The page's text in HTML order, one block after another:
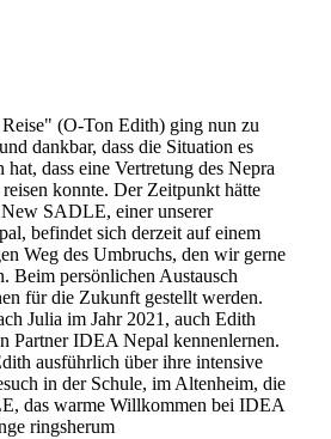
(O-Ton Edith) ging nun zu
dankbar, dass die Situation es
dass eine Vertretung des Nepra
konnte. Der Zeitpunkt hätte
SADLE, einer unserer
befindet sich derzeit auf einem
Weg des Umbruchs, den wir gerne
Beim persönlichen Austausch
für die Zukunft gestellt werden.
Julia im Jahr 2021, auch Edith
Partner IDEA Nepal kennenlernen.
ausführlich über ihre intensive
in der Schule, im Altenheim, die
das warme Willkommen bei IDEA
ringsherum